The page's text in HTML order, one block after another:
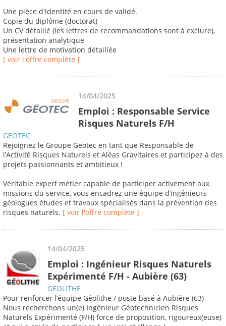
Une pièce d'identité en cours de validé.
Copie du diplôme (doctorat)
Un CV détaillé (les lettres de recommandations sont à exclure),
présentation analytique
Une lettre de motivation détaillée
[ voir l'offre complète ]
14/04/2025
Emploi : Responsable Service
Risques Naturels F/H
GEOTEC
Rejoignez le Groupe Geotec en tant que Responsable de
l’Activité Risques Naturels et Aléas Gravitaires et participez à des
projets passionnants et ambitieux !
Véritable expert métier capable de participer activement aux
missions du service, vous encadrez une équipe d’ingénieurs
géologues études et travaux spécialisés dans la prévention des
risques naturels. [ voir l'offre complète ]
14/04/2025
Emploi : Ingénieur Risques Naturels
Expérimenté F/H - Aubière (63)
GEOLITHE
Pour renforcer l’équipe Géolithe / poste basé à Aubière (63)
Nous recherchons un(e) Ingénieur Géotechnicien Risques
Naturels Expérimenté (F/H) force de proposition, rigoureux(euse)